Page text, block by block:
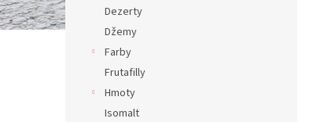
Dezerty
Džemy
Farby
Frutafilly
Hmoty
Isomalt